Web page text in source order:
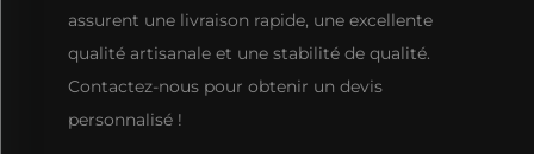
assurent une livraison rapide, une excellente
qualité artisanale et une stabilité de qualité.
Contactez-nous pour obtenir un devis
personnalisé !